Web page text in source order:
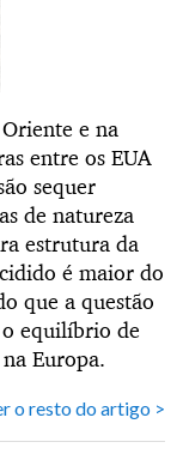
e na
entre os EUA
sequer
de natureza
estrutura da
é maior do
que a questão
equilíbrio de
Europa.
o resto do artigo >